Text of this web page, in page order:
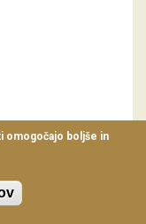
bivalna
omogočajo boljše in